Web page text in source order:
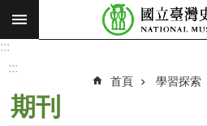
跳到主要內容區塊
搜
願
:::
:::
首頁 學習探索
期刊